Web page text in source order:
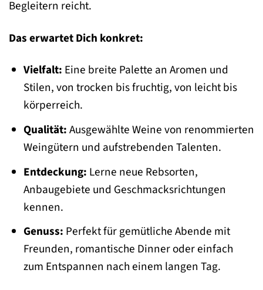
Begleitern reicht.
Das erwartet Dich konkret:
Vielfalt: Eine breite Palette an Aromen und
Stilen, von trocken bis fruchtig, von leicht bis
körperreich.
Qualität:Ausgewählte Weine von renommierten
Weingütern und aufstrebenden Talenten.
Entdeckung: Lerne neue Rebsorten,
Anbaugebiete und Geschmacksrichtungen
kennen.
Genuss: Perfekt für gemütliche Abende mit
Freunden, romantische Dinner oder einfach
zum Entspannen nach einem langen Tag.